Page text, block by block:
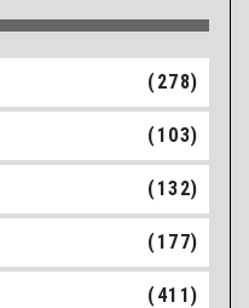
(278)
(103)
(132)
(177)
(411)